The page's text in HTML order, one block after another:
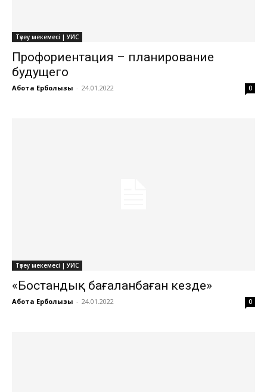
Түзеу мекемесі | УИС
Профориентация – планирование
будущего
Ақбота Ерболқызы - 24.01.2022 0
Түзеу мекемесі | УИС
«Бостандық бағаланбаған кезде»
Ақбота Ерболқызы - 24.01.2022 0